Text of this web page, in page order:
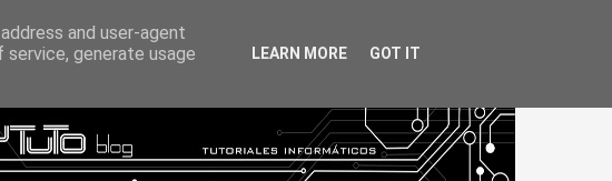
and user-agent
generate usage
LEARN MORE GOT IT